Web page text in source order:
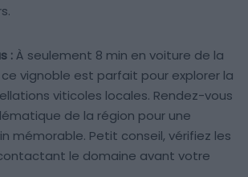
:À seulement 8 min en voiture de la
vignoble est parfait pour explorer la
viticoles locales. Rendez-vous
de la région pour une
mémorable. Petit conseil, vérifiez les
le domaine avant votre